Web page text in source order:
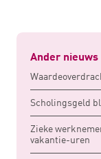
Ander nieuws
Scholingsgeld
Zieke
vakantie-uren